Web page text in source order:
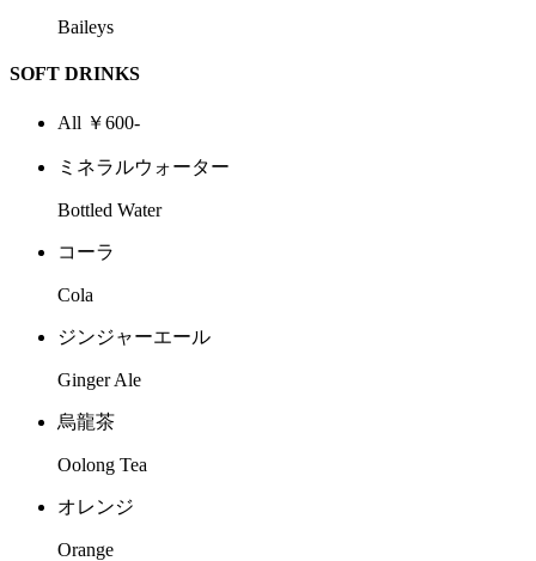
Baileys
SOFT DRINKS
All ￥600-
ミネラルウォーター
Bottled Water
コーラ
Cola
ジンジャーエール
Ginger Ale
烏龍茶
Oolong Tea
オレンジ
Orange